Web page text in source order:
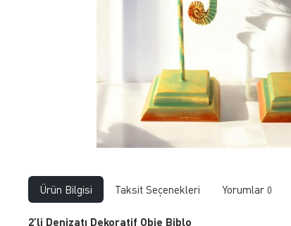
Ürün Bilgisi Taksit Seçenekleri Yorumlar 0
2’li Denizatı Dekoratif Obje Biblo